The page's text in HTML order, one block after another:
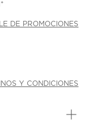
*
DE PROMOCIONES
Y CONDICIONES